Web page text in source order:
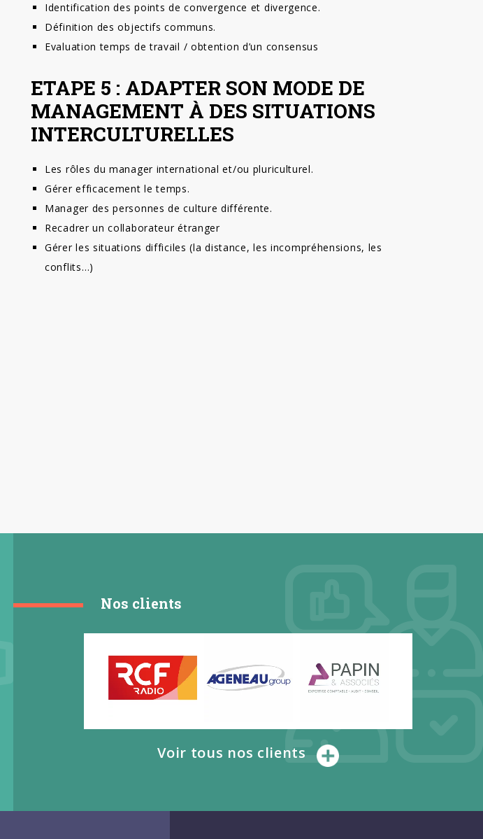
Identification des points de convergence et divergence.
Définition des objectifs communs.
Evaluation temps de travail / obtention d’un consensus
ETAPE 5 : ADAPTER SON MODE DE
MANAGEMENT À DES SITUATIONS
INTERCULTURELLES
Les rôles du manager international et/ou pluriculturel.
Gérer efficacement le temps.
Manager des personnes de culture différente.
Recadrer un collaborateur étranger
Gérer les situations difficiles (la distance, les incompréhensions, les
conflits…)
Nos clients
Voir tous nos clients